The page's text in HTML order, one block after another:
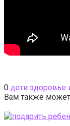
0 дети здоровье
Вам также